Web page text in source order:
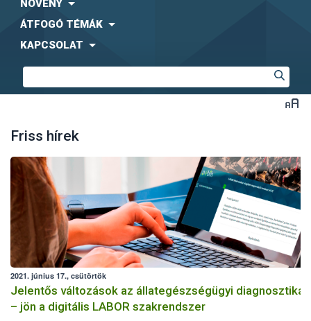
NÖVÉNY
ÁTFOGÓ TÉMÁK
KAPCSOLAT
Friss hírek
2021. június 17., csütörtök
Jelentős változások az állategészségügyi
– jön a digitális LABOR szakrendszer